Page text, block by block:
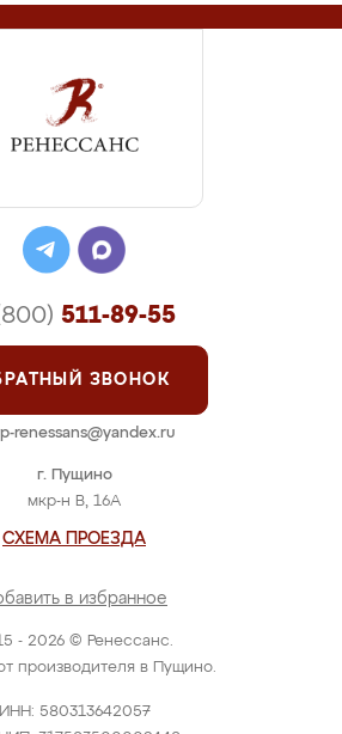
- 2026 © Ренессанс.
производителя в Пущино.
ИНН: 580313642057
г. Пущино
мкр-н В, 16А
СХЕМА ПРОЕЗДА
в избранное
511-89-55
ЗВОНОК
renessans@yandex.ru